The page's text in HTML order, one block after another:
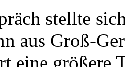
stellte
aus Groß-
eine größere